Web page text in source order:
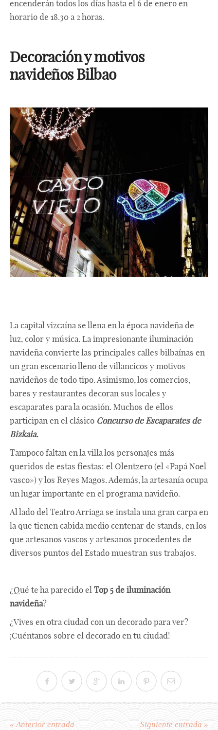
encenderán todos los días hasta el 6 de enero en
horario de 18.30 a 2 horas.
Decoración y motivos
navideños Bilbao
La capital vizcaína se llena en la época navideña de
luz, color y música. La impresionante iluminación
navideña convierte las principales calles bilbaínas en
un gran escenario lleno de villancicos y motivos
navideños de todo tipo. Asimismo, los comercios,
bares y restaurantes decoran sus locales y
escaparates para la ocasión. Muchos de ellos
participan en el clásico Concurso de Escaparates de
Bizkaia.
Tampoco faltan en la villa los personajes más
queridos de estas fiestas: el Olentzero (el «Papá Noel
vasco») y los Reyes Magos. Además, la artesanía ocupa
un lugar importante en el programa navideño.
Al lado del Teatro Arriaga se instala una gran carpa en
la que tienen cabida medio centenar de stands, en los
que artesanos vascos y artesanos procedentes de
diversos puntos del Estado muestran sus trabajos.
¿Qué te ha parecido elTop 5 de iluminación
navideña?
¿Vives en otra ciudad con un decorado para ver?
¡Cuéntanos sobre el decorado en tu ciudad!
« Anterior entrada Siguiente entrada »